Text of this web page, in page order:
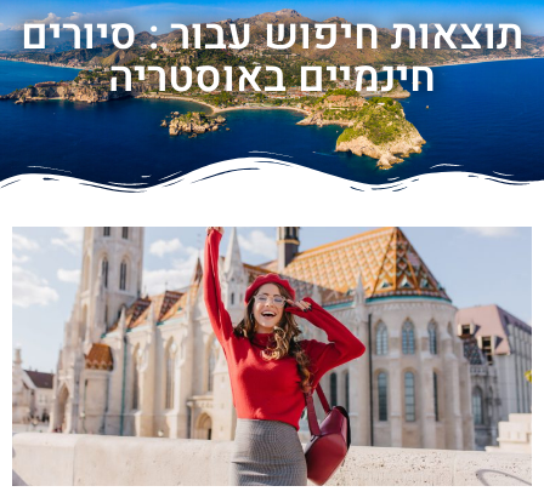
תוצאות חיפוש עבור : סיורים
חינמיים באוסטריה